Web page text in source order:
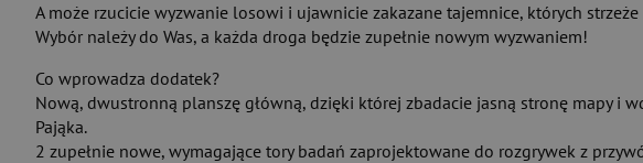
A może rzucicie wyzwanie losowi i ujawnicie zakazane tajemnice, których
Wybór należy do Was, a każda droga będzie zupełnie nowym wyzwaniem!
Co wprowadza dodatek?
Nową, dwustronną planszę główną, dzięki której zbadacie jasną stronę mapy i
Pająka.
2 zupełnie nowe, wymagające tory badań zaprojektowane do rozgrywek z